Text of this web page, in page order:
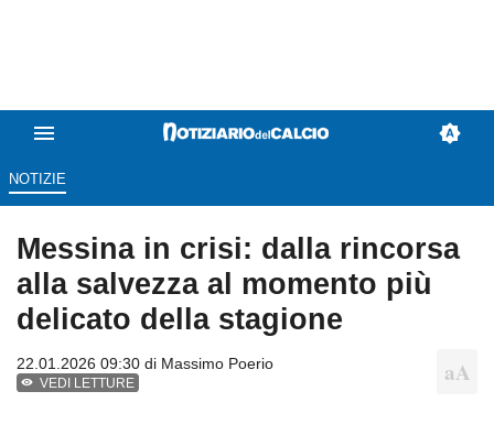
NOTIZIE
Messina in crisi: dalla rincorsa
alla salvezza al momento più
delicato della stagione
22.01.2026 09:30 di Massimo Poerio
VEDI LETTURE